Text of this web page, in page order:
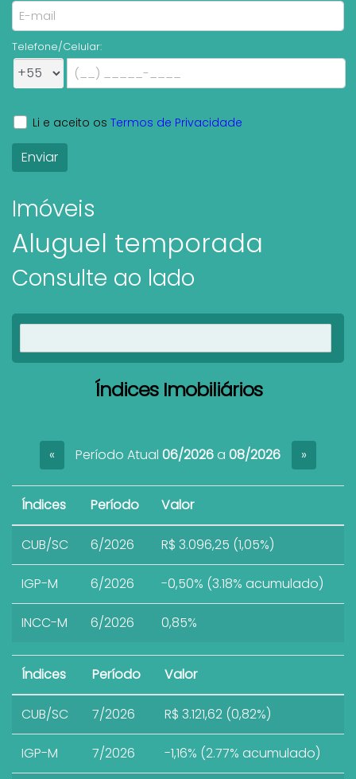
Telefone/Celular:
Li e aceito os Termos de Privacidade
Imóveis
Aluguel temporada
Consulte ao lado
Índices Imobiliários
« Período Atual 06/2026a 08/2026 »
Índices Período Valor
CUB/SC 6/2026 R$ 3.096,25 (1,05%)
IGP-M 6/2026 -0,50% (3.18% acumulado)
INCC-M 6/2026 0,85%
Índices Período Valor
CUB/SC 7/2026 R$ 3.121,62 (0,82%)
IGP-M 7/2026 -1,16% (2.77% acumulado)